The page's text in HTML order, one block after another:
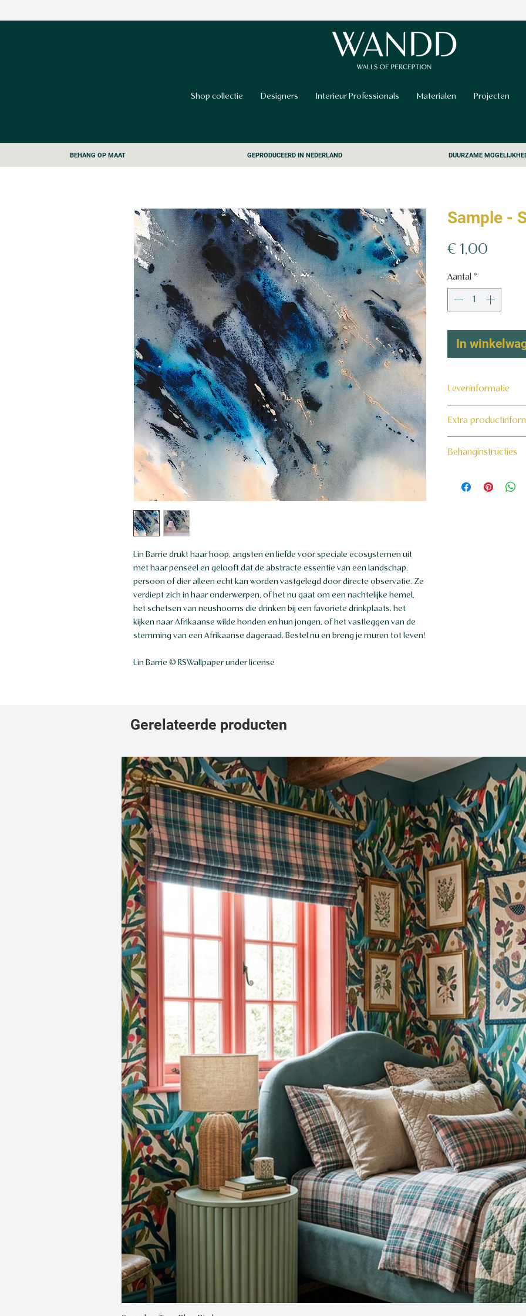
Shop collectie Designers Interieur Professionals Materialen Projecten
BEHANG OP MAAT GEPRODUCEERD IN NEDERLAND DUURZAME
Lin Barrie drukt haar hoop, angsten en liefde voor speciale ecosystemen uit
met haar penseel en gelooft dat de abstracte essentie van een landschap,
persoon of dier alleen echt kan worden vastgelegd door directe observatie. Ze
verdiept zich in haar onderwerpen, of het nu gaat om een nachtelijke hemel,
het schetsen van neushoorns die drinken bij een favoriete drinkplaats, het
kijken naar Afrikaanse wilde honden en hun jongen, of het vastleggen van de
stemming van een Afrikaanse dageraad. Bestel nu en breng je muren tot leven!
Lin Barrie © RSWallpaper under license
Sample -
€ 1,00
Aantal *
In
Leverinformatie
maat voor jou
Extra
Behanginstructies
Gerelateerde producten